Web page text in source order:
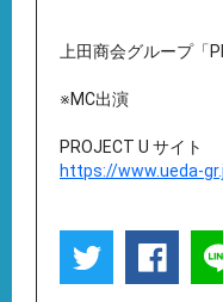
上田商会グループ「
※MC出演
PROJECT U サイト
https://www.ueda-